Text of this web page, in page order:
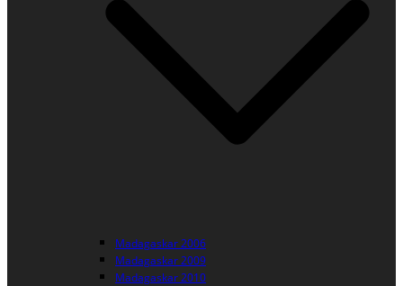
Madagaskar 2006
Madagaskar 2009
Madagaskar 2010